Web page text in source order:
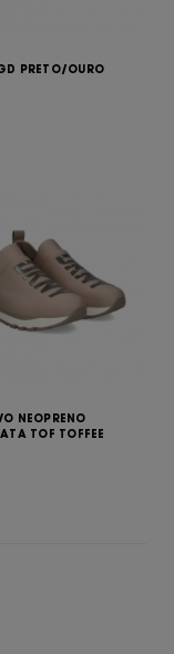
PRETO/OURO
NEOPRENO
TOF TOFFEE